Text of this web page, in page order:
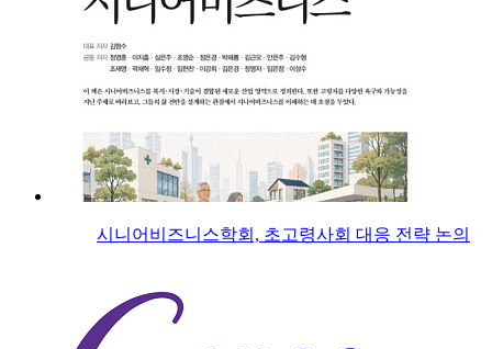
시니어비즈니스학회, 초고령사회 대응 전략 논의